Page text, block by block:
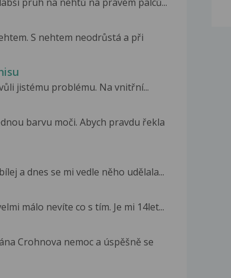
S nehtem neodrůstá a při
jistému problému. Na vnitřní...
barvu moči. Abych pravdu řekla
a dnes se mi vedle něho udělala...
málo nevíte co s tím. Je mi 14let...
Crohnova nemoc a úspěšně se